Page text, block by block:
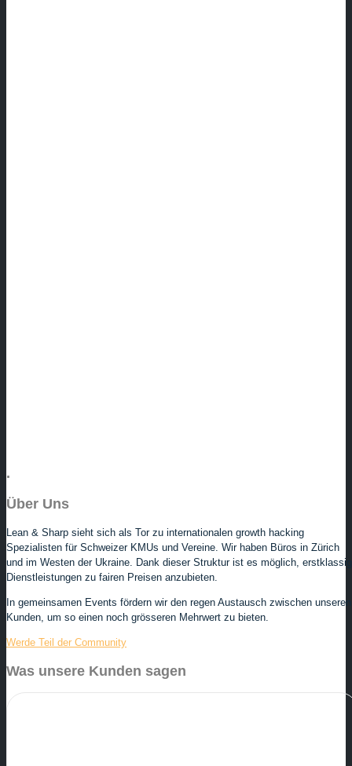
.
Über Uns
Lean & Sharp sieht sich als Tor zu internationalen growth hacking
Spezialisten für Schweizer KMUs und Vereine. Wir haben Büros in Zürich
und im Westen der Ukraine. Dank dieser Struktur ist es möglich,
Dienstleistungen zu fairen Preisen anzubieten.
In gemeinsamen Events fördern wir den regen Austausch zwischen unseren
Kunden, um so einen noch grösseren Mehrwert zu bieten.
Werde Teil der Community
Was unsere Kunden sagen